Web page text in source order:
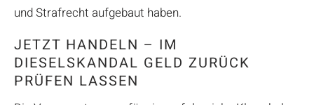
und Strafrecht aufgebaut haben.
JETZT HANDELN – IM
DIESELSKANDAL GELD ZURÜCK
PRÜFEN LASSEN